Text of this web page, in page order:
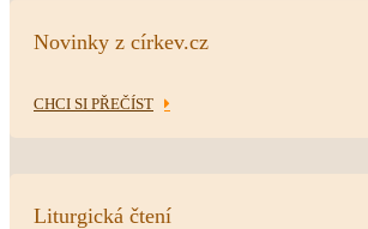
Novinky z církev.cz
CHCI SI PŘEČÍST
Liturgická čtení